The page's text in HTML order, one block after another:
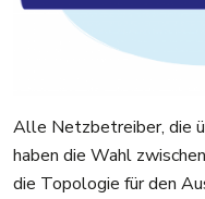
Alle Netzbetreiber, die
haben die Wahl
die Topologie für den